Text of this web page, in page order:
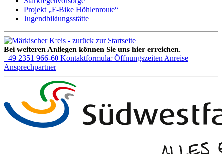
Projekt „E-Bike Höhlenroute“
Jugendbildungsstätte
Bei weiteren Anliegen können Sie uns hier erreichen.
+49 2351 966-60 Kontaktformular Öffnungszeiten Anreise
Ansprechpartner